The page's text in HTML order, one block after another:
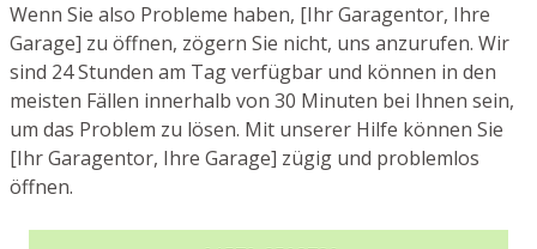
Wenn Sie also Probleme haben, [Ihr Garagentor, Ihre
Garage] zu öffnen, zögern Sie nicht, uns anzurufen. Wir
sind 24 Stunden am Tag verfügbar und können in den
meisten Fällen innerhalb von 30 Minuten bei Ihnen sein,
um das Problem zu lösen. Mit unserer Hilfe können Sie
[Ihr Garagentor, Ihre Garage] zügig und problemlos
öffnen.